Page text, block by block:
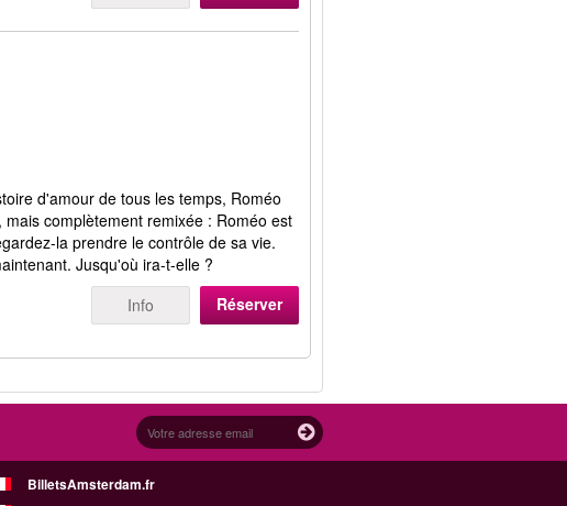
d'amour de tous les temps, Roméo
complètement remixée : Roméo est
la prendre le contrôle de sa vie.
Jusqu'où ira-t-elle ?
Info Réserver
BilletsAmsterdam.fr